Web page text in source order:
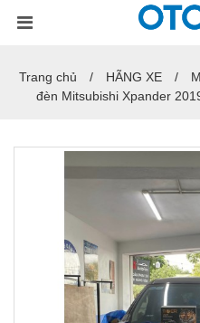
Trang chủ HÃNG XE
đèn Mitsubishi Xpander